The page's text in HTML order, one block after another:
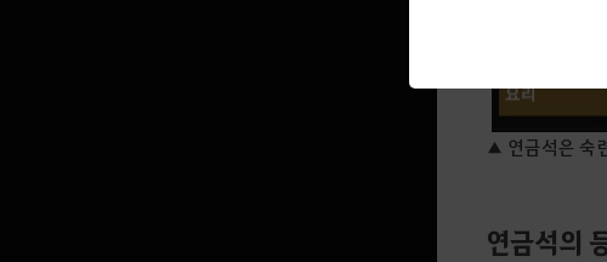
▲ 연금석은 숙
연금석의